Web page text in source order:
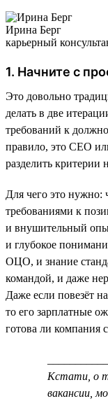
Ирина Берг
карьерный
1. Начните с
Это довольно
делать в две
требований к
правило, это СЕО
разделить критерии
Для чего это нужно:
требованиями к
и внушительный
и глубокое
ОЦО, и знание
командой, и даже
Даже если повезёт
то его зарплатные
готова ли компания
Кстати, о
вакансии,